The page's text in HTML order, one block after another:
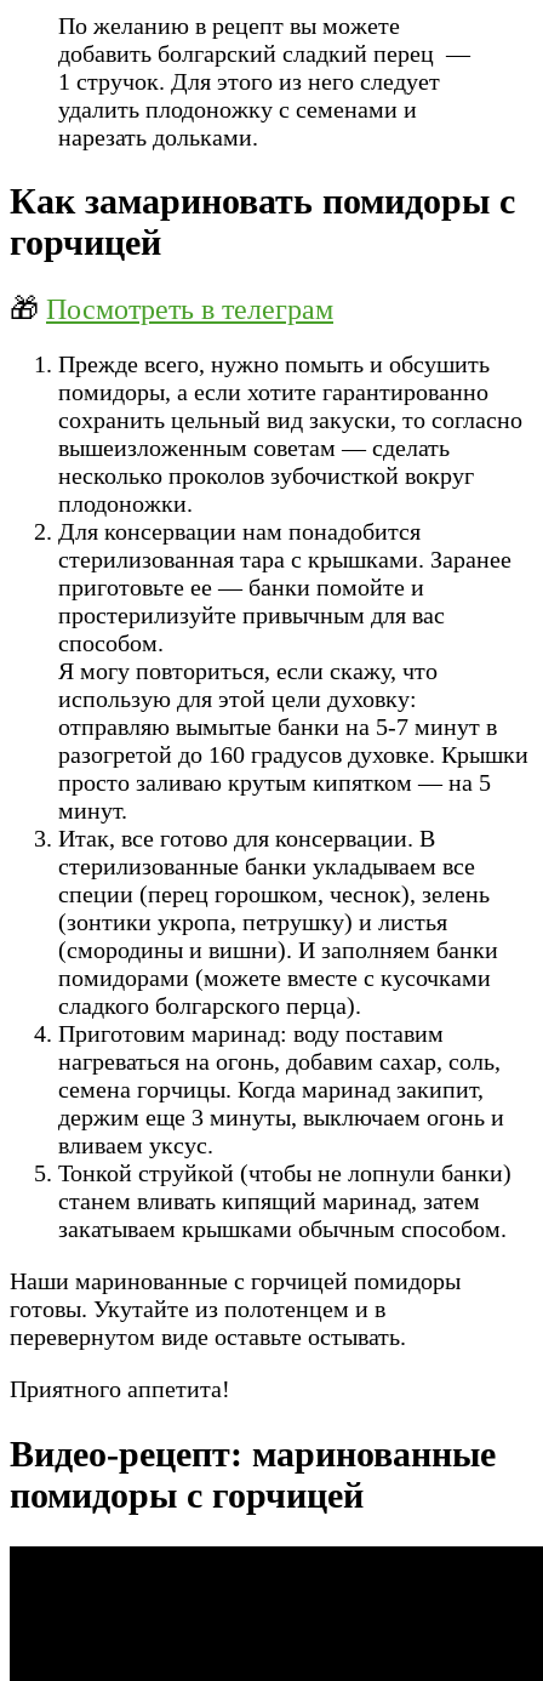
По желанию в рецепт вы можете
добавить болгарский сладкий перец —
1 стручок. Для этого из него следует
удалить плодоножку с семенами и
нарезать дольками.
Как замариновать помидоры с
горчицей
🎁 Посмотреть в телеграм
Прежде всего, нужно помыть и обсушить
помидоры, а если хотите гарантированно
сохранить цельный вид закуски, то согласно
вышеизложенным советам — сделать
несколько проколов зубочисткой вокруг
плодоножки.
Для консервации нам понадобится
стерилизованная тара с крышками. Заранее
приготовьте ее — банки помойте и
простерилизуйте привычным для вас
способом.
Я могу повториться, если скажу, что
использую для этой цели духовку:
отправляю вымытые банки на 5-7 минут в
разогретой до 160 градусов духовке. Крышки
просто заливаю крутым кипятком — на 5
минут.
Итак, все готово для консервации. В
стерилизованные банки укладываем все
специи (перец горошком, чеснок), зелень
(зонтики укропа, петрушку) и листья
(смородины и вишни). И заполняем банки
помидорами (можете вместе с кусочками
сладкого болгарского перца).
Приготовим маринад: воду поставим
нагреваться на огонь, добавим сахар, соль,
семена горчицы. Когда маринад закипит,
держим еще 3 минуты, выключаем огонь и
вливаем уксус.
Тонкой струйкой (чтобы не лопнули банки)
станем вливать кипящий маринад, затем
закатываем крышками обычным способом.
Наши маринованные с горчицей помидоры
готовы. Укутайте из полотенцем и в
перевернутом виде оставьте остывать.
Приятного аппетита!
Видео-рецепт: маринованные
помидоры с горчицей